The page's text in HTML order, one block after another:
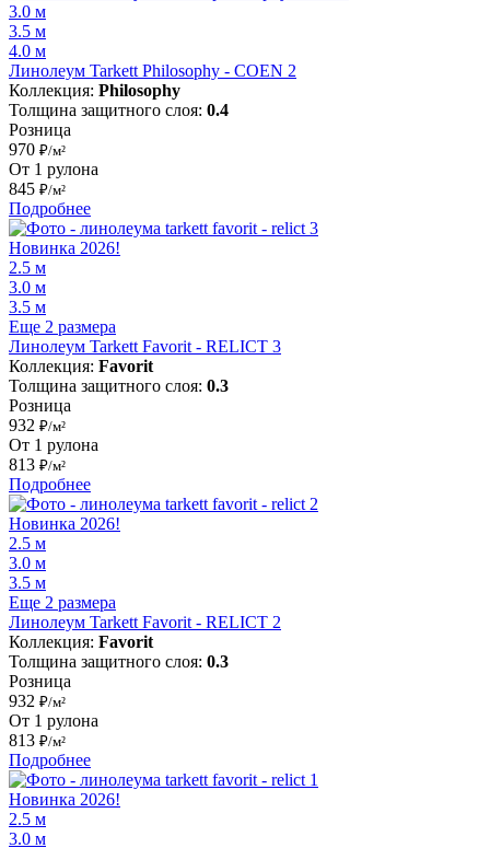
3.0 м
3.5 м
4.0 м
Линолеум Tarkett Philosophy - COEN 2
Коллекция: Philosophy
Толщина защитного слоя: 0.4
Розница
970 ₽/м²
От 1 рулона
845 ₽/м²
Подробнее
Новинка 2026!
2.5 м
3.0 м
3.5 м
Еще 2 размера
Линолеум Tarkett Favorit - RELICT 3
Коллекция: Favorit
Толщина защитного слоя: 0.3
Розница
932 ₽/м²
От 1 рулона
813 ₽/м²
Подробнее
Новинка 2026!
2.5 м
3.0 м
3.5 м
Еще 2 размера
Линолеум Tarkett Favorit - RELICT 2
Коллекция: Favorit
Толщина защитного слоя: 0.3
Розница
932 ₽/м²
От 1 рулона
813 ₽/м²
Подробнее
Новинка 2026!
2.5 м
3.0 м